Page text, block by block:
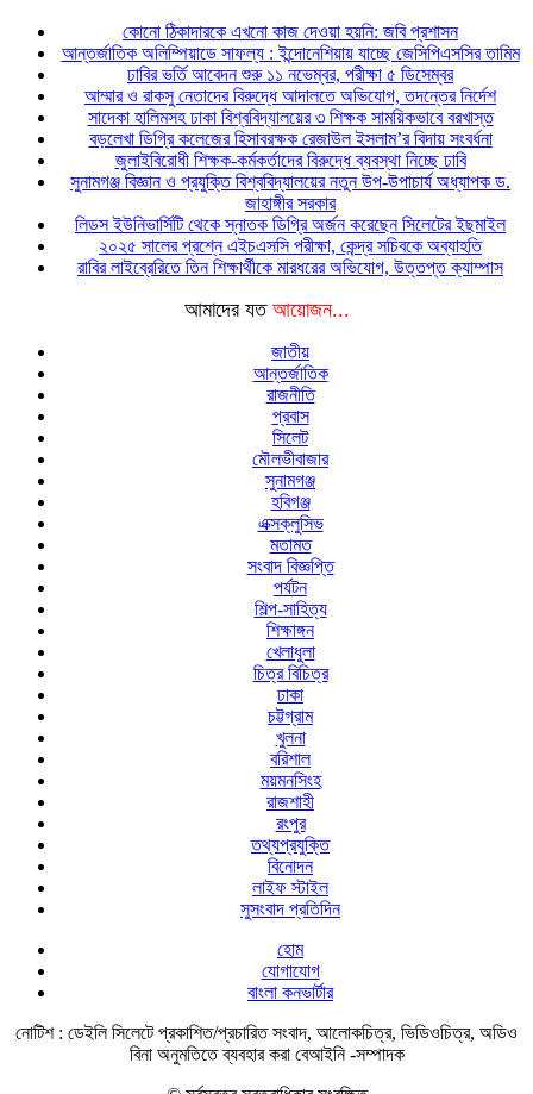
কোনো ঠিকাদারকে এখনো কাজ দেওয়া হয়নি: জবি প্রশাসন
আন্তর্জাতিক অলিম্পিয়াডে সাফল্য : ইন্দোনেশিয়ায় যাচ্ছে জেসিপিএসসির তামিম
ঢাবির ভর্তি আবেদন শুরু ১১ নভেম্বর, পরীক্ষা ৫ ডিসেম্বর
আম্মার ও রাকসু নেতাদের বিরুদ্ধে আদালতে অভিযোগ, তদন্তের নির্দেশ
সাদেকা হালিমসহ ঢাকা বিশ্ববিদ্যালয়ের ৩ শিক্ষক সাময়িকভাবে বরখাস্ত
বড়লেখা ডিগ্রি কলেজের হিসাবরক্ষক রেজাউল ইসলাম’র বিদায় সংবর্ধনা
জুলাইবিরোধী শিক্ষক-কর্মকর্তাদের বিরুদ্ধে ব্যবস্থা নিচ্ছে ঢাবি
সুনামগঞ্জ বিজ্ঞান ও প্রযুক্তি বিশ্ববিদ্যালয়ের নতুন উপ-উপাচার্য অধ্যাপক ড.
জাহাঙ্গীর সরকার
লিডস ইউনিভার্সিটি থেকে স্নাতক ডিগ্রি অর্জন করেছেন সিলেটের ইছমাইল
২০২৫ সালের প্রশ্নে এইচএসসি পরীক্ষা, কেন্দ্র সচিবকে অব্যাহতি
রাবির লাইব্রেরিতে তিন শিক্ষার্থীকে মারধরের অভিযোগ, উত্তপ্ত ক্যাম্পাস
আমাদের যত আয়োজন...
জাতীয়
আন্তর্জাতিক
রাজনীতি
প্রবাস
সিলেট
মৌলভীবাজার
সুনামগঞ্জ
হবিগঞ্জ
এক্সক্লুসিভ
মতামত
সংবাদ বিজ্ঞপ্তি
পর্যটন
শিল্প-সাহিত্য
শিক্ষাঙ্গন
খেলাধুলা
চিত্র বিচিত্র
ঢাকা
চট্টগ্রাম
খুলনা
বরিশাল
ময়মনসিংহ
রাজশাহী
রংপুর
তথ্যপ্রযুক্তি
বিনোদন
লাইফ স্টাইল
সুসংবাদ প্রতিদিন
হোম
যোগাযোগ
বাংলা কনভার্টার
নোটিশ : ডেইলি সিলেটে প্রকাশিত/প্রচারিত সংবাদ, আলোকচিত্র, ভিডিওচিত্র, অডিও
বিনা অনুমতিতে ব্যবহার করা বেআইনি -সম্পাদক